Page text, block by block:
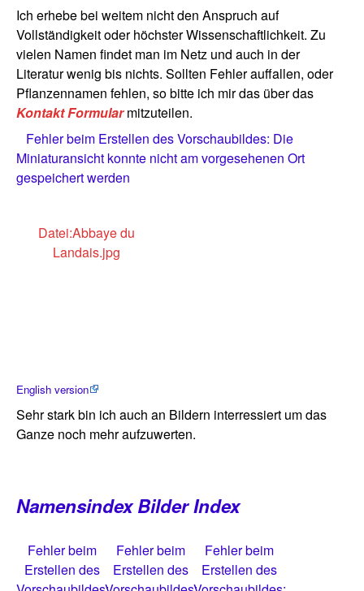
Ich erhebe bei weitem nicht den Anspruch auf
Vollständigkeit oder höchster Wissenschaftlichkeit. Zu
vielen Namen findet man im Netz und auch in der
Literatur wenig bis nichts. Sollten Fehler auffallen, oder
Pflanzennamen fehlen, so bitte ich mir das über das
Kontakt Formularmitzuteilen.
Fehler beim Erstellen des Vorschaubildes: Die
Miniaturansicht konnte nicht am vorgesehenen Ort
gespeichert werden
Datei:Abbaye du
Landais.jpg
English version
Sehr stark bin ich auch an Bildern interressiert um das
Ganze noch mehr aufzuwerten.
Namensindex Bilder Index
Fehler beim
Erstellen des
Fehler beim
Erstellen des
Fehler beim
Erstellen des